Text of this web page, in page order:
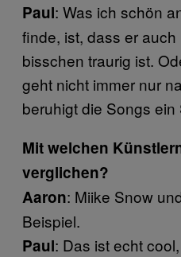
Paul: Was ich schön
finde, ist, dass er
bisschen traurig ist.
geht nicht immer nur
beruhigt die Songs ein
Mit welchen
verglichen?
Aaron: Miike Snow
Beispiel.
Paul: Das ist echt